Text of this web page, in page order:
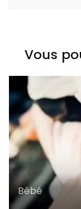
Vous
Bébé